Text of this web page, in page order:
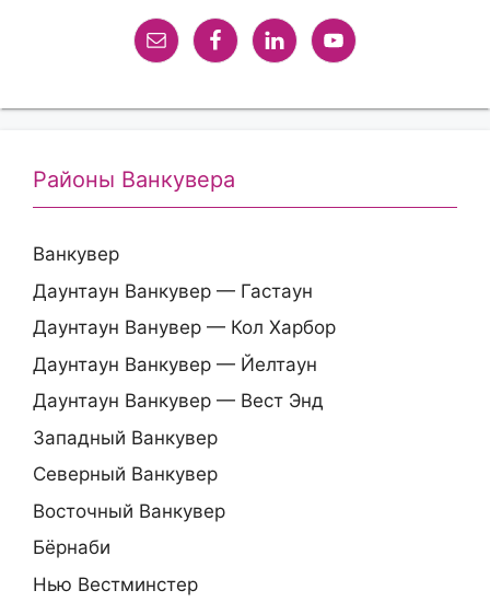
Районы Ванкувера
Ванкувер
Даунтаун Ванкувер — Гастаун
Даунтаун Ванувер — Кол Харбор
Даунтаун Ванкувер — Йелтаун
Даунтаун Ванкувер — Вест Энд
Западный Ванкувер
Северный Ванкувер
Восточный Ванкувер
Бёрнаби
Нью Вестминстер